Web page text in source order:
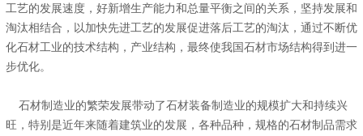
工艺的发展速度，好新增生产能力和总量平衡之间的关系，坚持发展和
淘汰相结合，以加快先进工艺的发展促进落后工艺的淘汰，通过不断优
化石材工业的技术结构，产业结构，最终使我国石材市场结构得到进一
步优化。
石材制造业的繁荣发展带动了石材装备制造业的规模扩大和持续兴
旺，特别是近年来随着建筑业的发展，各种品种，规格的石材制品需求